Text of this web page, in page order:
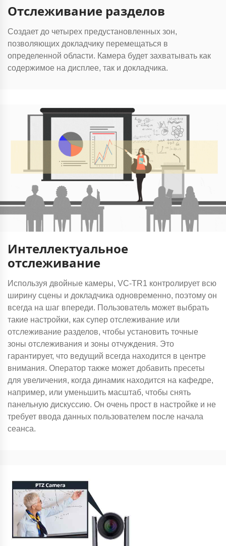
Отслеживание разделов
Создает до четырех предустановленных зон,
позволяющих докладчику перемещаться в
определенной области. Камера будет захватывать как
содержимое на дисплее, так и докладчика.
Интеллектуальное
отслеживание
Используя двойные камеры, VC-TR1 контролирует всю
ширину сцены и докладчика одновременно, поэтому он
всегда на шаг впереди. Пользователь может выбрать
такие настройки, как супер отслеживание или
отслеживание разделов, чтобы установить точные
зоны отслеживания и зоны отчуждения. Это
гарантирует, что ведущий всегда находится в центре
внимания. Оператор также может добавить пресеты
для увеличения, когда динамик находится на кафедре,
например, или уменьшить масштаб, чтобы снять
панельную дискуссию. Он очень прост в настройке и не
требует ввода данных пользователем после начала
сеанса.